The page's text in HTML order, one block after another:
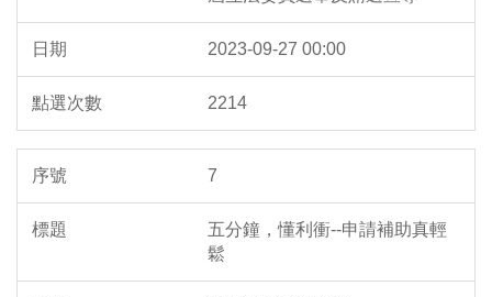
2023-09-27 00:00
2214
7
五分鐘，懂利衝--申請補助真輕
鬆